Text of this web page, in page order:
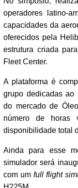
operadores latino-
capacidades da
oferecidos pela
estrutura criada
Fleet Center.
A plataforma é
grupo dedicadas ao
do mercado de
número de horas
disponibilidade total
Ainda para esse
simulador será
com umfull flight